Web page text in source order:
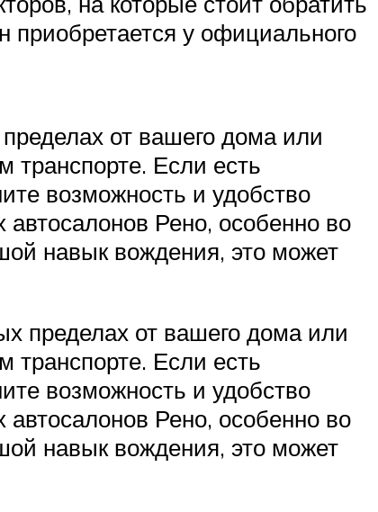
приобретается у официального
от вашего дома или
транспорте. Если есть
возможность и удобство
Рено, особенно во
навык вождения, это может
пределах от вашего дома или
транспорте. Если есть
возможность и удобство
Рено, особенно во
навык вождения, это может